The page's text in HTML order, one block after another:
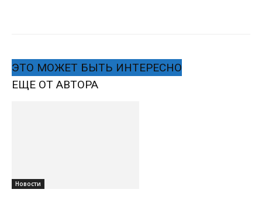
ЭТО МОЖЕТ БЫТЬ ИНТЕРЕСНО
ЕЩЕ ОТ АВТОРА
Новости